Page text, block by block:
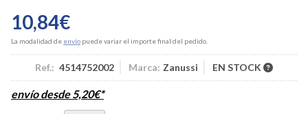
10,84€
La modalidad de envío puede variar el importe final del pedido.
Ref.: 4514752002 Marca: Zanussi EN STOCK
envío desde5,20€*